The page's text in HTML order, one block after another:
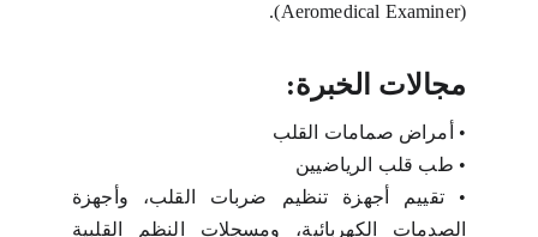
(Aeromedical Examiner).
مجالات الخبرة:
•
أمراض صمامات القلب
• طب قلب الرياضيين
•تقييم أجهزة تنظيم ضربات القلب، وأجهزة
الصدمات الكهربائية، ومسجلات النظم القلبية